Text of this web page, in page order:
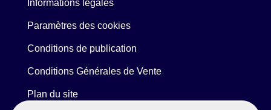
Informations légales
Paramètres des cookies
Conditions de publication
Conditions Générales de Vente
Plan du site